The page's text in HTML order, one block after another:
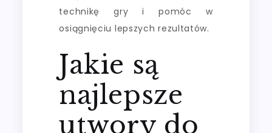
technikę gry i pomóc w
osiągnięciu lepszych rezultatów.
Jakie są
najlepsze
utwory do